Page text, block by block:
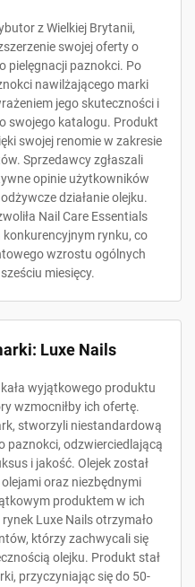
z Wielkiej Brytanii,
swojej oferty o
pielęgnacji paznokci. Po
nawilżającego marki
jego skuteczności i
swojego katalogu. Produkt
swojej renomie w zakresie
Sprzedawcy zgłaszali
opinie użytkowników
działanie olejku.
Nail Care Essentials
rynku, co
wzrostu ogólnych
miesięcy.
Luxe Nails
wyjątkowego produktu
wzmocniłby ich ofertę.
stworzyli niestandardową
paznokci, odzwierciedlającą
i jakość. Olejek został
oraz niezbędnymi
produktem w ich
Luxe Nails otrzymało
którzy zachwycali się
olejku. Produkt stał
przyczyniając się do 50-